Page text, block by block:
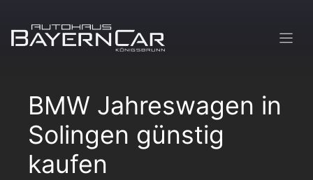
Inhalt
springen
BMW Jahreswagen in
Solingen günstig
kaufen